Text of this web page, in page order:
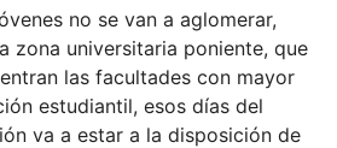
no se van a aglomerar,
zona universitaria poniente, que
las facultades con mayor
estudiantil, esos días del
va a estar a la disposición de